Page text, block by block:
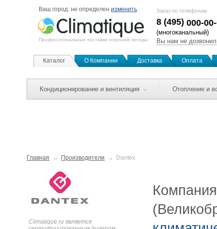
Ваш город: не определен изменить
Профессиональные поставки хорошей погоды
Заказ по телефонам
8 (495) 000-
(многоканальный)
Вы нам не
Каталог О Компании Доставка Оплата
Кондиционирование и вентиляция Отопление и
Главная Производители Dantex
Climatique.ru является